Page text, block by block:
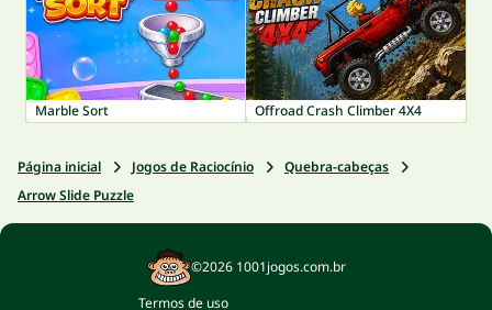
Marble Sort Offroad Crash Climber 4X4
Página inicial Jogos de Raciocínio
Quebra-cabeças
Arrow Slide Puzzle
©2026 1001jogos.com.br
Termos de uso